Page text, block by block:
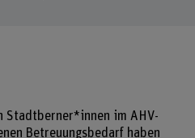
Stadtberner*innen im AHV-
Betreuungsbedarf haben